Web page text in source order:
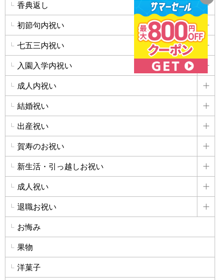
香典返し
初節句内祝い
七五三内祝い
入園入学内祝い
成人内祝い
詳
結婚祝い
詳
出産祝い
詳
賀寿のお祝い
詳
新生活・引っ越しお祝い
詳
成人祝い
詳
退職お祝い
詳
お悔み
果物
洋菓子